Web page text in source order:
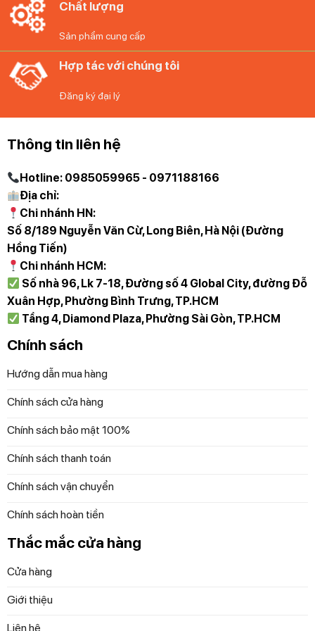
những sản phẩm gia dụng chính hãng, độc quyền
và mới nhất với những cam kết 100% chất lượng
Chất lượng
Sản phẩm cung cấp
Hợp tác với chúng tôi
Đăng ký đại lý
Thông tin liên hệ
Hotline: 0985059965 - 0971188166
Địa chỉ:
Chi nhánh HN:
Số 8/189 Nguyễn Văn Cừ, Long Biên, Hà Nội (Đường
Hồng Tiến)
Chi nhánh HCM:
Số nhà 96, Lk 7-18, Đường số 4 Global City, đường Đỗ
Xuân Hợp, Phường Bình Trưng, TP.HCM
Tầng 4, Diamond Plaza, Phường Sài Gòn, TP.HCM
Chính sách
Hướng dẫn mua hàng
Chính sách cửa hàng
Chính sách bảo mật 100%
Chính sách thanh toán
Chính sách vận chuyển
Chính sách hoàn tiền
Thắc mắc cửa hàng
Cửa hàng
Giới thiệu
Liên hệ